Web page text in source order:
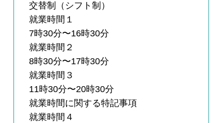
交替制（シフト制）
就業時間１
7時30分〜16時30分
就業時間２
8時30分〜17時30分
就業時間３
11時30分〜20時30分
就業時間に関する特記事項
就業時間４